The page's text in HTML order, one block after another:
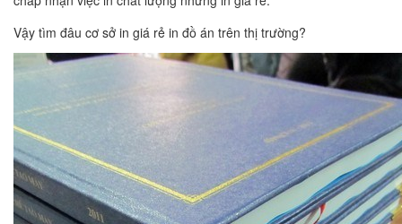
Vậy tìm đâu cơ sở in giá rẻ in đồ án trên thị trường?